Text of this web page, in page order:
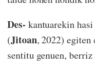
Des- kantuarekin
(Jitoan, 2022) egiten
sentitu genuen,